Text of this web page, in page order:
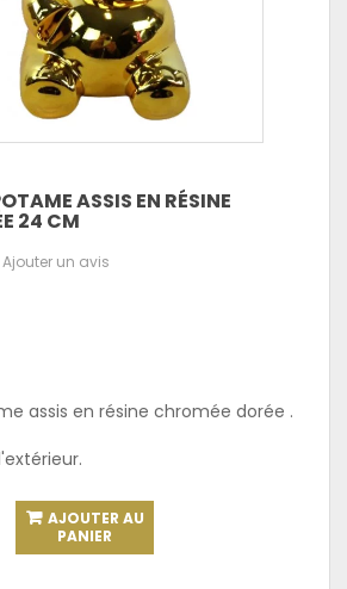
ASSIS EN RÉSINE
24 CM
Ajouter un avis
assis en résine chromée dorée .
AJOUTER AU
PANIER